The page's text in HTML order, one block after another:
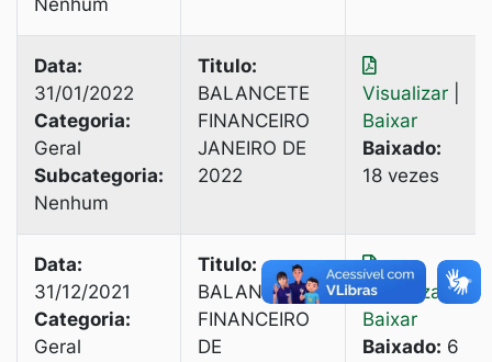
Nenhum
Data:
31/01/2022
Categoria:
Geral
Subcategoria:
Nenhum
Titulo:
BALANCETE
FINANCEIRO
JANEIRO DE
2022
Visualizar
Baixar
Baixado:
18 vezes
Data:
31/12/2021
Categoria:
Geral
Titulo:
BALANCETE
FINANCEIRO
DE
Visualizar|
Baixar
Baixado: 6